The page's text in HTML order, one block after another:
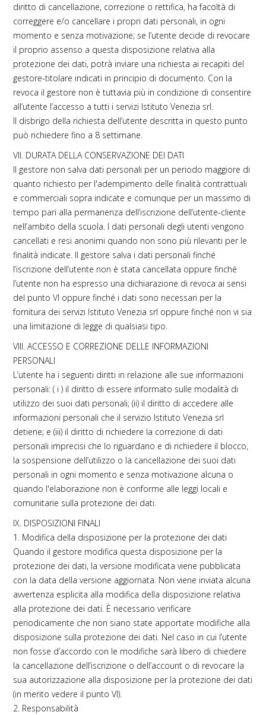
diritto di cancellazione, correzione o rettifica, ha facoltà di
correggere e/o cancellare i propri dati personali, in ogni
momento e senza motivazione; se l’utente decide di revocare
il proprio assenso a questa disposizione relativa alla
protezione dei dati, potrà inviare una richiesta ai recapiti del
gestore-titolare indicati in principio di documento. Con la
revoca il gestore non è tuttavia più in condizione di consentire
all’utente l’accesso a tutti i servizi Istituto Venezia srl.
Il disbrigo della richiesta dell’utente descritta in questo punto
può richiedere fino a 8 settimane.
VII. DURATA DELLA CONSERVAZIONE DEI DATI
Il gestore non salva dati personali per un periodo maggiore di
quanto richiesto per l'adempimento delle finalità contrattuali
e commerciali sopra indicate e comunque per un massimo di
tempo pari alla permanenza dell’iscrizione dell’utente-cliente
nell’ambito della scuola. I dati personali degli utenti vengono
cancellati e resi anonimi quando non sono più rilevanti per le
finalità indicate. Il gestore salva i dati personali finché
l’iscrizione dell’utente non è stata cancellata oppure finché
l’utente non ha espresso una dichiarazione di revoca ai sensi
del punto VI oppure finché i dati sono necessari per la
fornitura dei servizi Istituto Venezia srl oppure finché non vi sia
una limitazione di legge di qualsiasi tipo.
VIII. ACCESSO E CORREZIONE DELLE INFORMAZIONI
PERSONALI
L’utente ha i seguenti diritti in relazione alle sue informazioni
personali: ( i ) il diritto di essere informato sulle modalità di
utilizzo dei suoi dati personali; (ii) il diritto di accedere alle
informazioni personali che il servizio Istituto Venezia srl
detiene; e (iii) il diritto di richiedere la correzione di dati
personali imprecisi che lo riguardano e di richiedere il blocco,
la sospensione dell’utilizzo o la cancellazione dei suoi dati
personali in ogni momento e senza motivazione alcuna o
quando l'elaborazione non è conforme alle leggi locali e
comunitarie sulla protezione dei dati.
IX. DISPOSIZIONI FINALI
1. Modifica della disposizione per la protezione dei dati
Quando il gestore modifica questa disposizione per la
protezione dei dati, la versione modificata viene pubblicata
con la data della versione aggiornata. Non viene inviata alcuna
avvertenza esplicita alla modifica della disposizione relativa
alla protezione dei dati. È necessario verificare
periodicamente che non siano state apportate modifiche alla
disposizione sulla protezione dei dati. Nel caso in cui l’utente
non fosse d’accordo con le modifiche sarà libero di chiedere
la cancellazione dell’iscrizione o dell’account o di revocare la
sua autorizzazione alla disposizione per la protezione dei dati
(in merito vedere il punto VI).
2. Responsabilità